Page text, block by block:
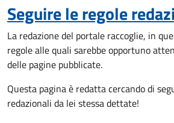
Seguire le regole
La redazione del portale raccoglie, in
regole alle quali sarebbe opportuno
delle pagine pubblicate.
Questa pagina è redatta cercando di
redazionali da lei stessa dettate!